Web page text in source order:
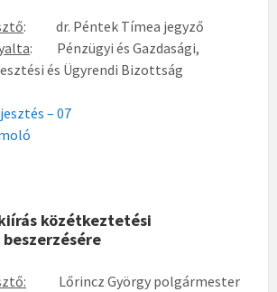
: dr. Péntek Tímea jegyző
: Pénzügyi és Gazdasági,
és Ügyrendi Bizottság
– 07
közétkeztetési
Lőrincz György polgármester